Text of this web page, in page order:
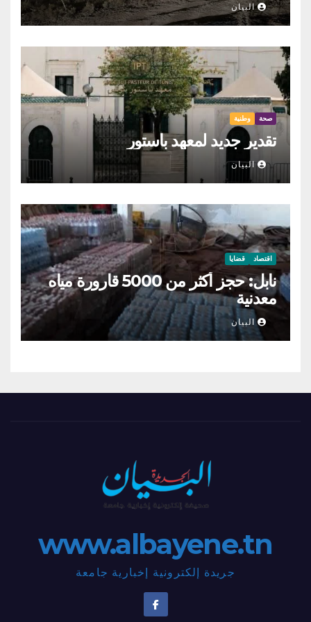
البيان
صحة وطنية
تقدير جديد لمعهد باستور
البيان
اقتصاد قضايا
نابل: حجز أكثر من 5000 قارورة مياه
معدنية
البيان
www.albayene.tn
جريدة إلكترونية إخبارية جامعة